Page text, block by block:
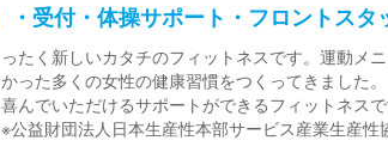
受付・体操サポート・フロントス
たく新しいカタチのフィットネスです。運動メ
った多くの女性の健康習慣をつくってきました。
んでいただけるサポートができるフィットネス
益財団法人日本生産性本部サービス産業生産